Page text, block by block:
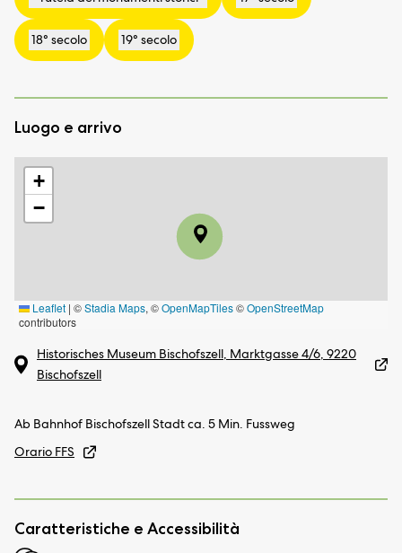
Luogo e arrivo
+
−
Leaflet | ©Stadia Maps, ©OpenMapTiles©OpenStreetMap
contributors
Historisches Museum Bischofszell, Marktgasse 4/6, 9220
Bischofszell
Ab Bahnhof Bischofszell Stadt ca. 5 Min. Fussweg
Orario FFS
Caratteristiche e Accessibilità